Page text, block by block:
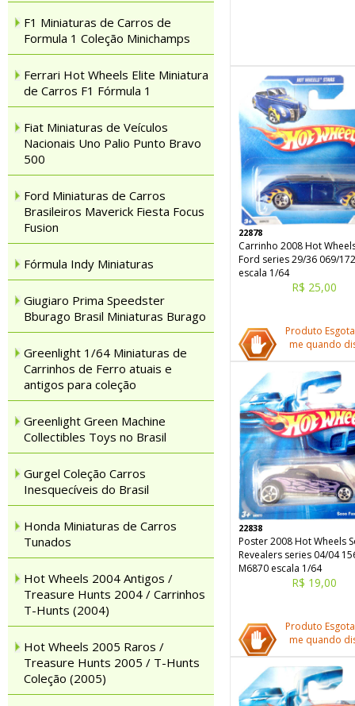
F1 Miniaturas de Carros de
Formula 1 Coleção Minichamps
Ferrari Hot Wheels Elite Miniatura
de Carros F1 Fórmula 1
Fiat Miniaturas de Veículos
Nacionais Uno Palio Punto Bravo
500
Ford Miniaturas de Carros
Brasileiros Maverick Fiesta Focus
Fusion
Fórmula Indy Miniaturas
Giugiaro Prima Speedster
Bburago Brasil Miniaturas Burago
Greenlight 1/64 Miniaturas de
Carrinhos de Ferro atuais e
antigos para coleção
Greenlight Green Machine
Collectibles Toys no Brasil
Gurgel Coleção Carros
Inesquecíveis do Brasil
Honda Miniaturas de Carros
Tunados
Hot Wheels 2004 Antigos /
Treasure Hunts 2004 / Carrinhos
T-Hunts (2004)
Hot Wheels 2005 Raros /
Treasure Hunts 2005 / T-Hunts
Coleção (2005)
22878
Carrinho 2008 Hot
Ford series 29/36 069/
escala 1/64
R$ 25,00
Produto
me quando
22838
Poster 2008 Hot Wheels
Revealers series 04/04
M6870 escala 1/64
R$ 19,00
Produto
me quando